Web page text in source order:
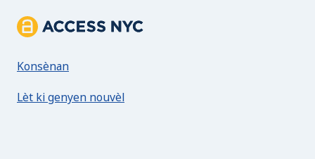
Enfòmasyon Sou ACCESS NYC
Konsènan
Lèt ki genyen nouvèl